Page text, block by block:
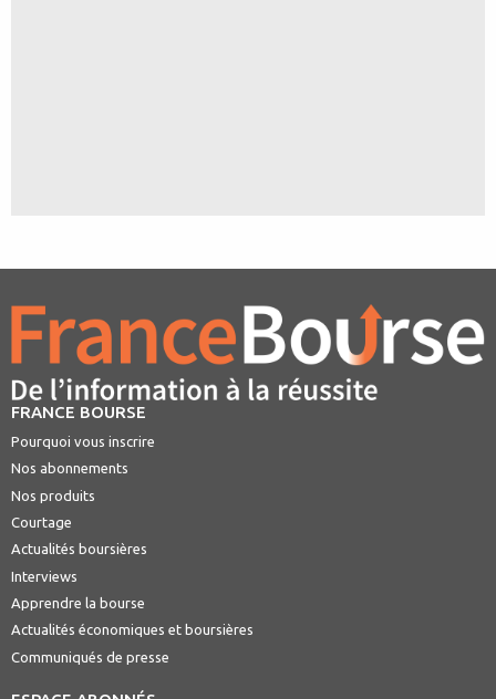
FRANCE BOURSE
Pourquoi vous inscrire
Nos abonnements
Nos produits
Courtage
Actualités boursières
Interviews
Apprendre la bourse
Actualités économiques et boursières
Communiqués de presse